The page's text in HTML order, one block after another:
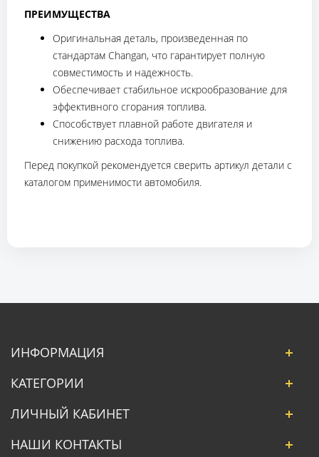
ПРЕИМУЩЕСТВА
Оригинальная деталь, произведенная по
стандартам Changan, что гарантирует полную
совместимость и надежность.
Обеспечивает стабильное искрообразование для
эффективного сгорания топлива.
Способствует плавной работе двигателя и
снижению расхода топлива.
Перед покупкой рекомендуется сверить артикул детали с
каталогом применимости автомобиля.
ИНФОРМАЦИЯ
КАТЕГОРИИ
ЛИЧНЫЙ КАБИНЕТ
НАШИ КОНТАКТЫ